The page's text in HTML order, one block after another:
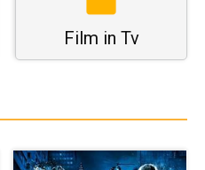
Film in Tv